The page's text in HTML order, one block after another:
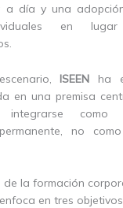
a día y una
en
ISEEN ha
en una premisa
integrarse como
no
de la formación
en tres